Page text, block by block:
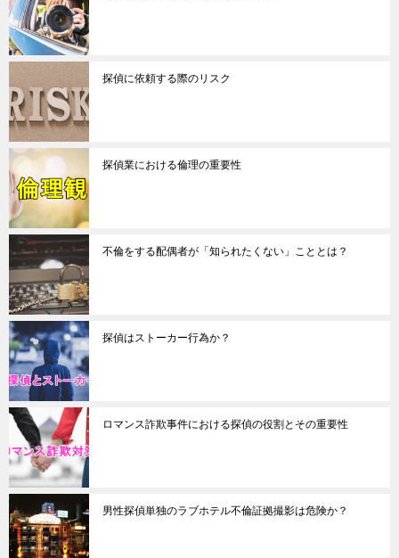
探偵に依頼する際のリスク
探偵業における倫理の重要性
不倫をする配偶者が「知られたくない」こととは？
探偵はストーカー行為か？
ロマンス詐欺事件における探偵の役割とその重要性
男性探偵単独のラブホテル不倫証拠撮影は危険か？